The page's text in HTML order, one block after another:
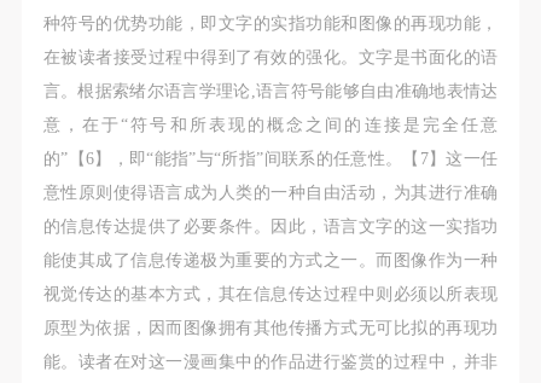
种符号的优势功能，即文字的实指功能和图像的再现功能，
在被读者接受过程中得到了有效的强化。文字是书面化的语
言。根据索绪尔语言学理论,语言符号能够自由准确地表情达
意，在于“符号和所表现的概念之间的连接是完全任意
的”【6】，即“能指”与“所指”间联系的任意性。【7】这一任
意性原则使得语言成为人类的一种自由活动，为其进行准确
的信息传达提供了必要条件。因此，语言文字的这一实指功
能使其成了信息传递极为重要的方式之一。而图像作为一种
视觉传达的基本方式，其在信息传达过程中则必须以所表现
原型为依据，因而图像拥有其他传播方式无可比拟的再现功
能。读者在对这一漫画集中的作品进行鉴赏的过程中，并非